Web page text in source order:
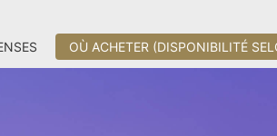
OÙ ACHETER (DISPONIBILITÉ